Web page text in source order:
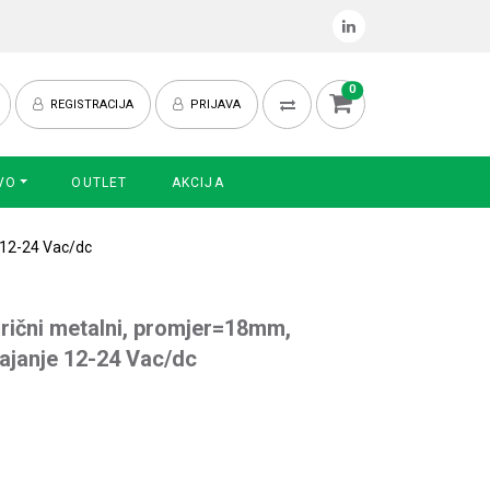
REGISTRACIJA PRIJAVA
0
OUTLET AKCIJA
24 Vac/dc
metalni, promjer=18mm,
12-24 Vac/dc